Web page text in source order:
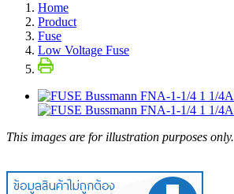
Home
Product
Fuse
Low Voltage Fuse
This images are for illustration purposes only.